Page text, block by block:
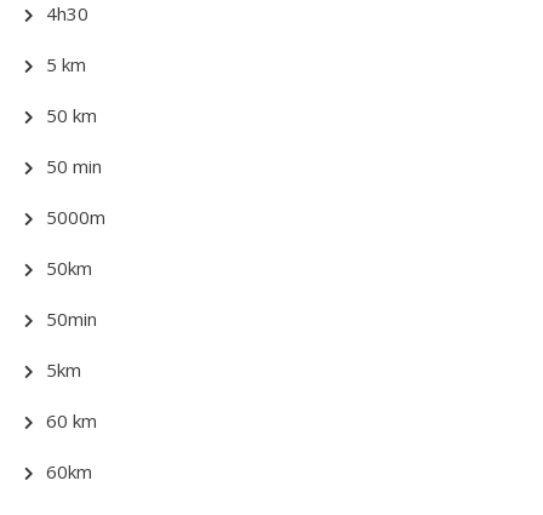
4h30
5 km
50 km
50 min
5000m
50km
50min
5km
60 km
60km